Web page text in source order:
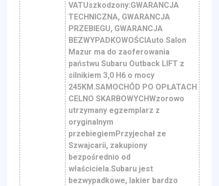
VATUszkodzony:GWARANCJA
TECHNICZNA, GWARANCJA
PRZEBIEGU, GWARANCJA
BEZWYPADKOWOŚCIAuto Salon
Mazur ma do zaoferowania
państwu Subaru Outback LIFT z
silnikiem 3,0 H6 o mocy
245KM.SAMOCHÓD PO OPŁATACH
CELNO SKARBOWYCHWzorowo
utrzymany egzemplarz z
oryginalnym
przebiegiemPrzyjechał ze
Szwajcarii, zakupiony
bezpośrednio od
właściciela.Subaru jest
bezwypadkowe, lakier bardzo